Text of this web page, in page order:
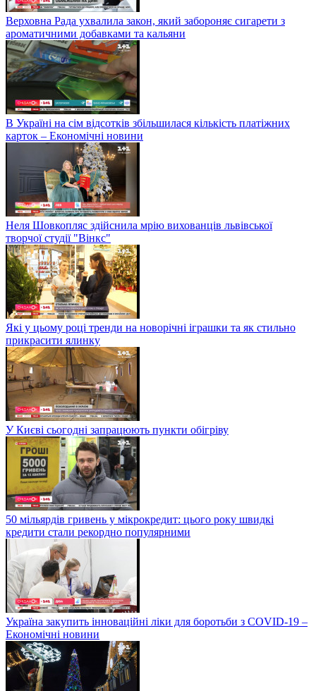
Верховна Рада ухвалила закон, який забороняє сигарети з
ароматичними добавками та кальяни
В Україні на сім відсотків збільшилася кількість платіжних
карток – Економічні новини
Неля Шовкопляс здійснила мрію вихованців львівської
творчої студії "Вінкс"
Які у цьому році тренди на новорічні іграшки та як стильно
прикрасити ялинку
У Києві сьогодні запрацюють пункти обігріву
50 мільярдів гривень у мікрокредит: цього року швидкі
кредити стали рекордно популярними
Україна закупить інноваційні ліки для боротьби з COVID-19 –
Економічні новини